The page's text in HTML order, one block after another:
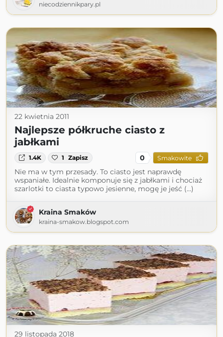
niecodziennikpary.pl
22 kwietnia 2011
Najlepsze półkruche ciasto z
jabłkami
1.4K 1 Zapisz 0 Smakowite
Nie ma w tym przesady. To ciasto jest naprawdę
wspaniałe. Idealnie komponuje się z jabłkami i chociaż
szarlotki to ciasta typowo jesienne, mogę je jeść (...)
Kraina Smaków
kraina-smakow.blogspot.com
29 listopada 2018